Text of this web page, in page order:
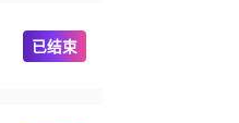
已结束